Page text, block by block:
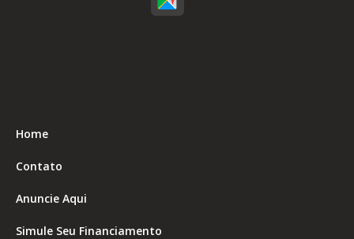
Home
Contato
Anuncie Aqui
Simule Seu Financiamento